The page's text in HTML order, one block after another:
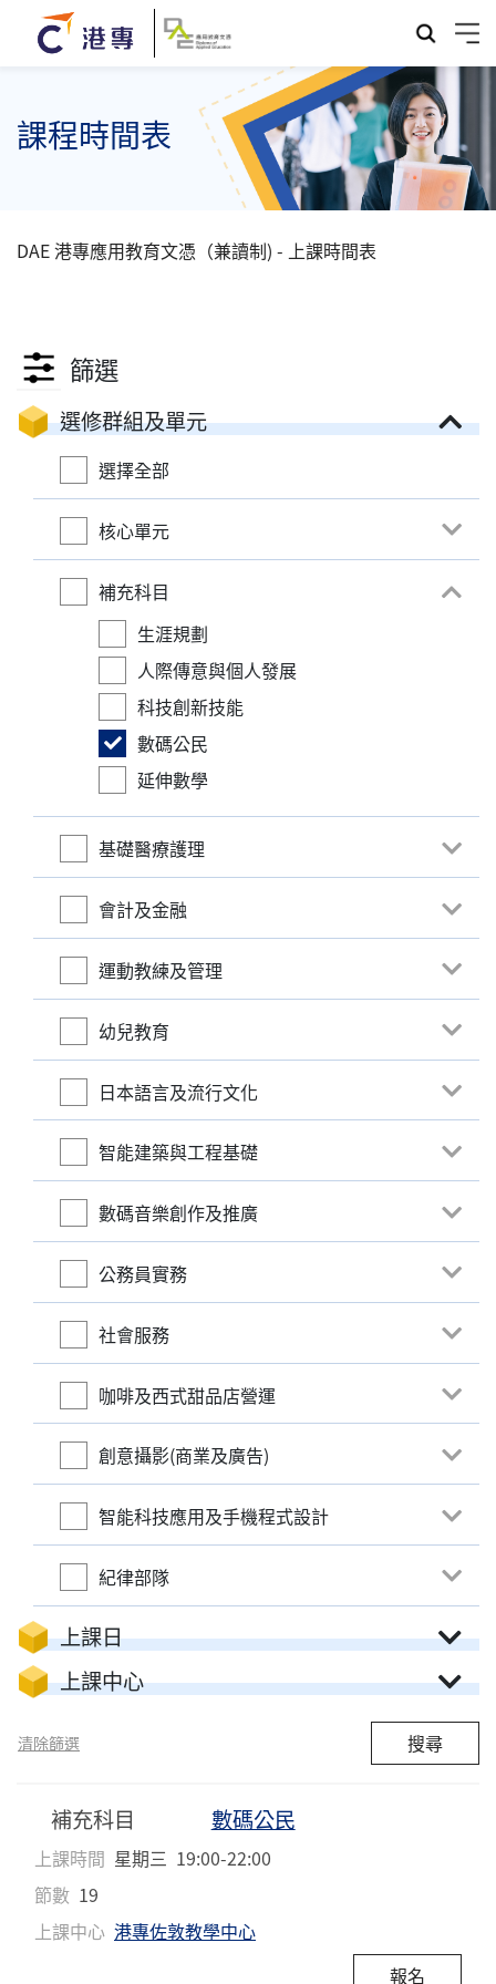
課程時間表
DAE 港專應用教育文憑（兼讀制) - 上課時間表
篩選
選修群組及單元
選擇全部
核心單元
補充科目
生涯規劃
人際傳意與個人發展
科技創新技能
數碼公民
延伸數學
基礎醫療護理
會計及金融
運動教練及管理
幼兒教育
日本語言及流行文化
智能建築與工程基礎
數碼音樂創作及推廣
公務員實務
社會服務
咖啡及西式甜品店營運
創意攝影(商業及廣告)
智能科技應用及手機程式設計
紀律部隊
上課日
上課中心
清除篩選 搜尋
補充科目 數碼公民
上課時間 星期三 19:00-22:00
節數 19
上課中心 港專佐敦教學中心
報名